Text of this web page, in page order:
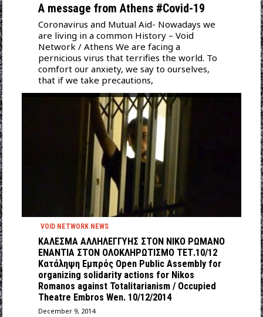
A message from Athens #Covid-19
Coronavirus and Mutual Aid- Nowadays we
are living in a common History – Void
Network / Athens We are facing a
pernicious virus that terrifies the world. To
comfort our anxiety, we say to ourselves,
that if we take precautions,
VOID NETWORK NEWS
ΚΑΛΕΣΜΑ ΑΛΛΗΛΕΓΓΥΗΣ ΣΤΟΝ ΝΙΚΟ ΡΩΜΑΝΟ
ΕΝΑΝΤΙΑ ΣΤΟΝ ΟΛΟΚΛΗΡΩΤΙΣΜΟ ΤΕΤ.10/12
Κατάληψη Εμπρός Open Public Assembly for
organizing solidarity actions for Nikos
Romanos against Totalitarianism / Occupied
Theatre Embros Wen. 10/12/2014
December 9, 2014